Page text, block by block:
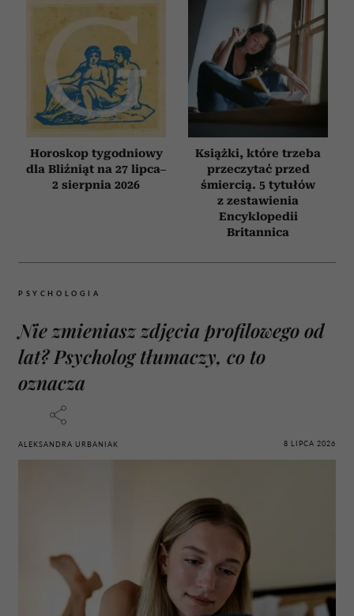
Horoskop tygodniowy
dla Bliźniąt na 27 lipca–
2 sierpnia 2026
Książki, które trzeba
przeczytać przed
śmiercią. 5 tytułów
z zestawienia
Encyklopedii
Britannica
PSYCHOLOGIA
Nie zmieniasz zdjęcia profilowego od
lat? Psycholog tłumaczy, co to
oznacza
ALEKSANDRA URBANIAK 8 LIPCA 2026